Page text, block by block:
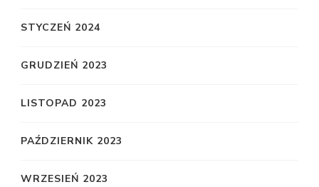
STYCZEŃ 2024
GRUDZIEŃ 2023
LISTOPAD 2023
PAŹDZIERNIK 2023
WRZESIEŃ 2023